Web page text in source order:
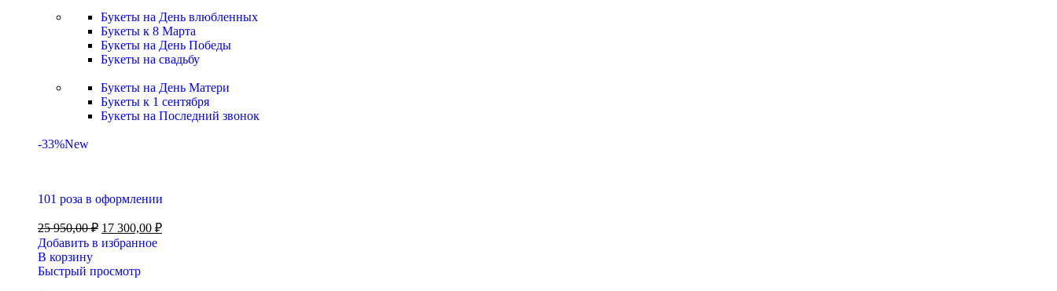
Букеты на День влюбленных
Букеты к 8 Марта
Букеты на День Победы
Букеты на свадьбу
Букеты на День Матери
Букеты к 1 сентября
Букеты на Последний звонок
-33%New
101 роза в оформлении
25 950,00₽ 17 300,00 ₽
Добавить в избранное
В корзину
Быстрый просмотр